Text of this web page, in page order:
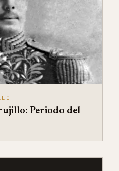
Periodo del